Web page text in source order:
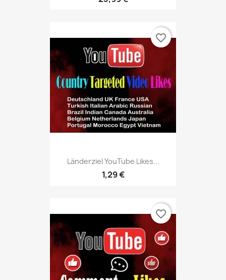
Länderziel YouTube Likes...
1,29 €
favorite_border
favorite_border